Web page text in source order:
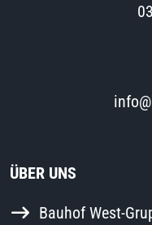
ÜBER UNS
Bauhof West-